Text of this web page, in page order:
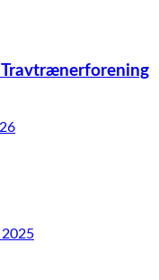
Travtrænerforening
2025